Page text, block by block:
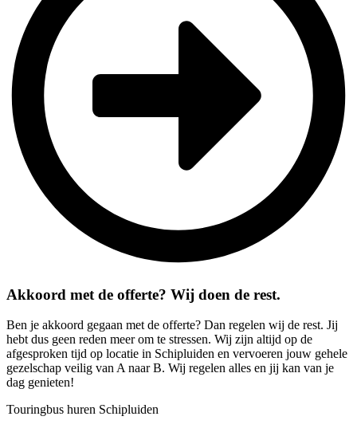
Akkoord met de offerte? Wij doen de rest.
Ben je akkoord gegaan met de offerte? Dan regelen wij de rest. Jij
hebt dus geen reden meer om te stressen. Wij zijn altijd op de
afgesproken tijd op locatie in Schipluiden en vervoeren jouw gehele
gezelschap veilig van A naar B. Wij regelen alles en jij kan van je
dag genieten!
Touringbus huren Schipluiden